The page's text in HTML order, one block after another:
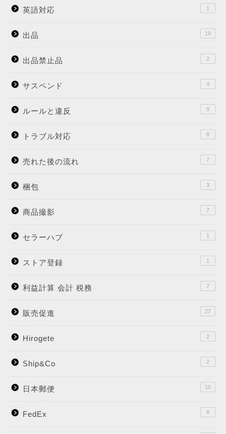
英語対応 1
出品 19
出品禁止品 2
サスペンド 4
ルールと違反 9
トラブル対応 8
売れた後の流れ 7
梱包 3
商品撮影 7
セラーハブ 1
ストア登録 1
利益計算 会計 税務 7
販売促進 27
Hirogete 2
Ship&Co 2
日本郵便 10
FedEx 8